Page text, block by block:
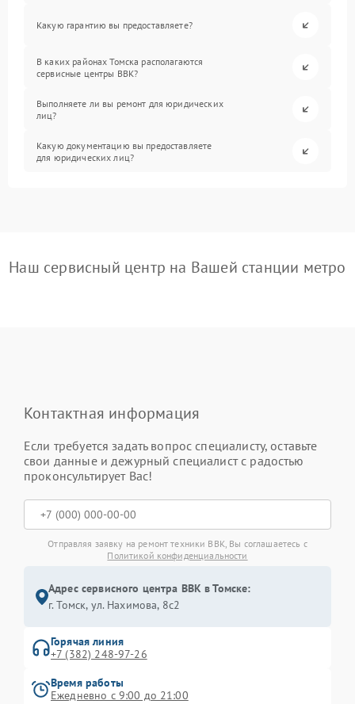
Какую гарантию вы предоставляете?
В каких районах Томска располагаются
сервисные центры BBK?
Выполняете ли вы ремонт для юридических
лиц?
Какую документацию вы предоставляете
для юридических лиц?
Наш сервисный центр на Вашей станции метро
Контактная информация
Если требуется задать вопрос специалисту, оставьте
свои данные и дежурный специалист с радостью
проконсультирует Вас!
Отправляя заявку на ремонт техники BBK, Вы соглашаетесь с
Политикой конфиденциальности
Адрес сервисного центра BBK в Томске:
г. Томск, ул. Нахимова, 8с2
Горячая линия
+7 (382) 248-97-26
Время работы
Ежедневно с 9:00 до 21:00